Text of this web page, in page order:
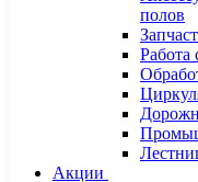
полов
Работа
Акции